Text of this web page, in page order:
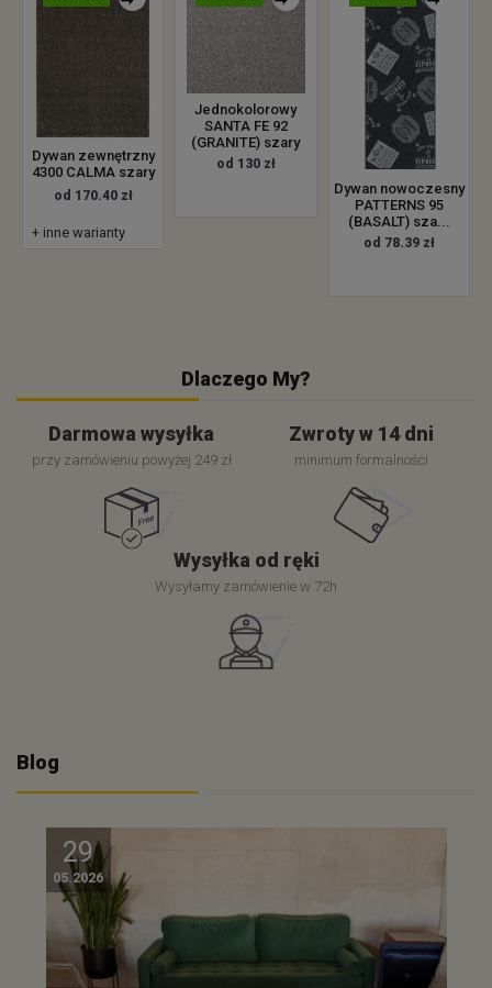
Dywan zewnętrzny
4300 CALMA szary
od 170.40 zł
+ inne warianty
Jednokolorowy
SANTA FE 92
(GRANITE) szary
od 130 zł
Dywan nowoczesny
PATTERNS 95
(BASALT) sza...
od 78.39 zł
Dlaczego My?
Darmowa wysyłka
przy zamówieniu powyżej 249 zł
Zwroty w 14 dni
minimum formalności
Wysyłka od ręki
Wysyłamy zamówienie w 72h
Blog
29
05.2026